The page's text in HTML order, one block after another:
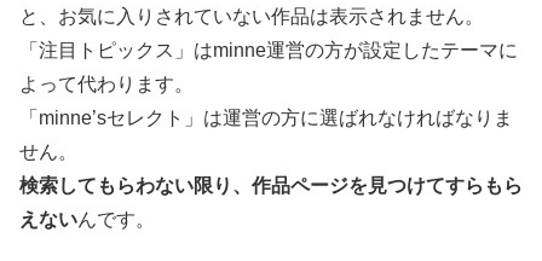
と、お気に入りされていない作品は表示されません。
「注目トピックス」はminne運営の方が設定したテーマに
よって代わります。
「minne’sセレクト」は運営の方に選ばれなければなりま
せん。
検索してもらわない限り、作品ページを見つけてすらもら
えないんです。